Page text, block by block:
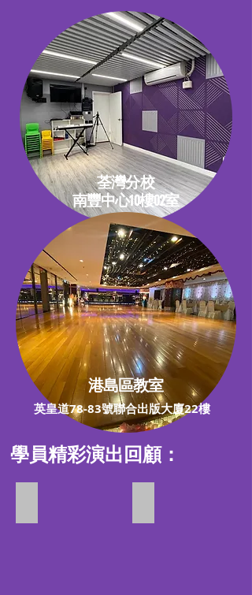
荃​灣分校
南豐中心10樓02室
英皇道78-83號聯合出版大廈22樓
港島區教室
學員精彩演出回顧：